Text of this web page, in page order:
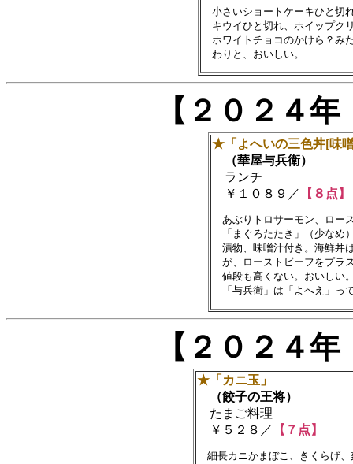
小さいショートケーキひと切
キウイひと切れ、ホイップク
ホワイトチョコのかけら？み
【２０２４
★「よへいの三色丼[味
（華屋与兵衛）
ランチ
￥１０８９／
【８点】
あぶりトロサーモン、ロー
「まぐろたたき」（少なめ
漬物、味噌汁付き。海鮮丼
が、ローストビーフをプラ
値段も高くない。おいしい
【２０２４
★「カニ玉」
（餃子の王将）
たまご料理
￥５２８／ 【７点】
細長カニかまぼこ、きくらげ